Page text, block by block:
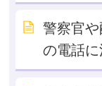
警察官
の電話に